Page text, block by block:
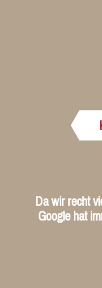
Da wir recht
Google hat